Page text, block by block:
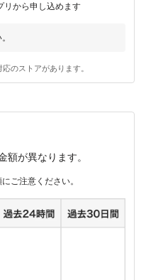
リから申し込めます
のストアがあります。
額が異なります。
ご注意ください。